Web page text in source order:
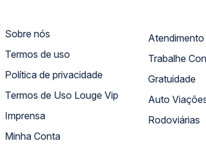
Sobre nós
Termos de uso
Política de privacidade
Termos de Uso Louge Vip
Imprensa
Minha Conta
Trabalhe
Gratuidade
Auto
Rodoviárias